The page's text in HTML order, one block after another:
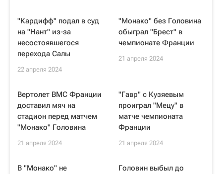
"Кардифф" подал в суд
на "Нант" из-за
несостоявшегося
перехода Салы
22 апреля 2024
"Монако" без Головина
обыграл "Брест" в
чемпионате Франции
21 апреля 2024
Вертолет ВМС Франции
доставил мяч на
стадион перед матчем
"Монако" Головина
21 апреля 2024
"Гавр" с Кузяевым
проиграл "Мецу" в
матче чемпионата
Франции
21 апреля 2024
В "Монако" не
Головин выбыл до